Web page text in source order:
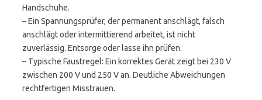
Handschuhe.
– Ein Spannungsprüfer, der permanent anschlägt, falsch
anschlägt oder intermittierend arbeitet, ist nicht
zuverlässig. Entsorge oder lasse ihn prüfen.
– Typische Faustregel: Ein korrektes Gerät zeigt bei 230 V
zwischen 200 V und 250 V an. Deutliche Abweichungen
rechtfertigen Misstrauen.